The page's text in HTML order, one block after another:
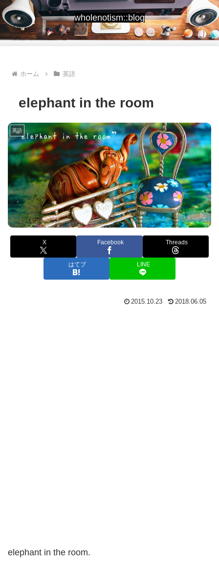
wholenotism::blog
ホーム 英語
elephant in the room
英語
X Facebook Threads
はてブ LINE
2015.10.23 2018.06.05
elephant in the room.